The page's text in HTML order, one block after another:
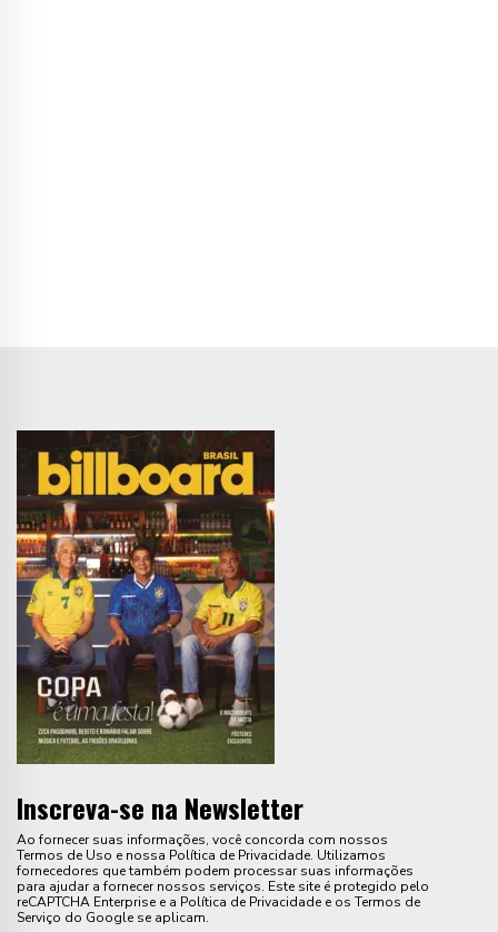
Inscreva-se na Newsletter
Ao fornecer suas informações, você concorda com nossos
Termos de Uso e nossa Política de Privacidade. Utilizamos
fornecedores que também podem processar suas informações
para ajudar a fornecer nossos serviços. Este site é protegido pelo
reCAPTCHA Enterprise e a Política de Privacidade e os Termos de
Serviço do Google se aplicam.